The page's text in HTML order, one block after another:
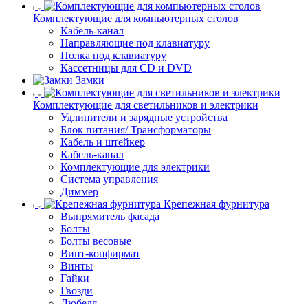
Комплектующие для компьютерных столов
Кабель-канал
Направляющие под клавиатуру
Полка под клавиатуру
Кассетницы для CD и DVD
Замки
Комплектующие для светильников и электрики
Удлинители и зарядные устройства
Блок питания/ Трансформаторы
Кабель и штейкер
Кабель-канал
Комплектующие для электрики
Система управления
Диммер
Крепежная фурнитура
Выпрямитель фасада
Болты
Болты весовые
Винт-конфирмат
Винты
Гайки
Гвозди